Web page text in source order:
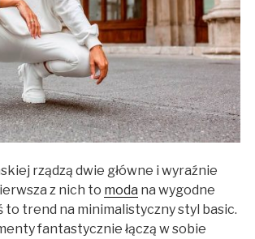
rządzą dwie główne i wyraźnie
z nich to moda na wygodne
to trend na minimalistyczny styl basic.
fantastycznie łączą w sobie